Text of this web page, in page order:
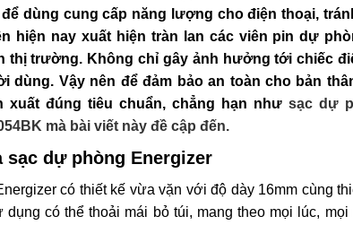
dùng cung cấp năng lượng cho điện thoại,
hiện nay xuất hiện tràn lan các viên pin dự
thị trường. Không chỉ gây ảnh hưởng tới chiếc
dùng. Vậy nên để đảm bảo an toàn cho bản
xuất đúng tiêu chuẩn, chẳng hạn như sạc dự
mà bài viết này đề cập đến.
sạc dự phòng Energizer
có thiết kế vừa vặn với độ dày 16mm cùng
dụng có thể thoải mái bỏ túi, mang theo mọi lúc, mọi